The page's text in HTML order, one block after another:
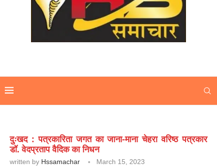
दुःखद : पत्रकारिता जगत का जाना-माना चेहरा वरिष्ठ पत्रकार
डॉ. वेदप्रताप वैदिक का निधन
written by Hssamachar March 15, 2023